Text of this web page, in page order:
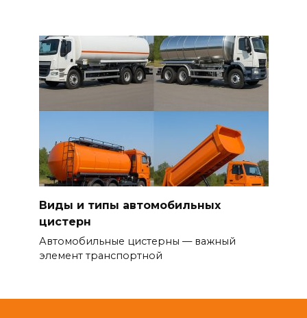
Виды и типы автомобильных
цистерн
Автомобильные цистерны — важный
элемент транспортной